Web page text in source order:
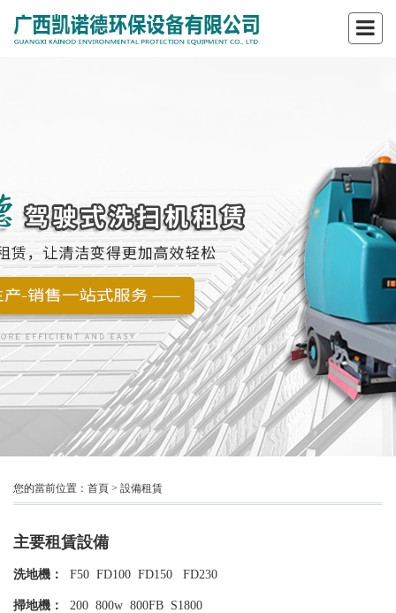
您的當前位置： 首頁 > 設備租賃
主要租賃設備
洗地機： F50 FD100 FD150 FD230
掃地機： 200 800w 800FB S1800